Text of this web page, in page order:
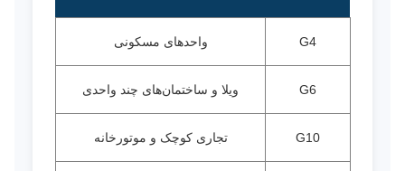
G4 واحدهای مسکونی
G6 ویلا و ساختمان‌های چند واحدی
G10 تجاری کوچک و موتورخانه